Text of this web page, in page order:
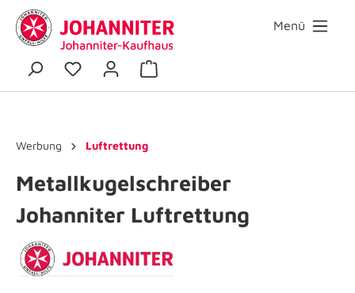
Menü
Werbung Luftrettung
Metallkugelschreiber
Johanniter Luftrettung